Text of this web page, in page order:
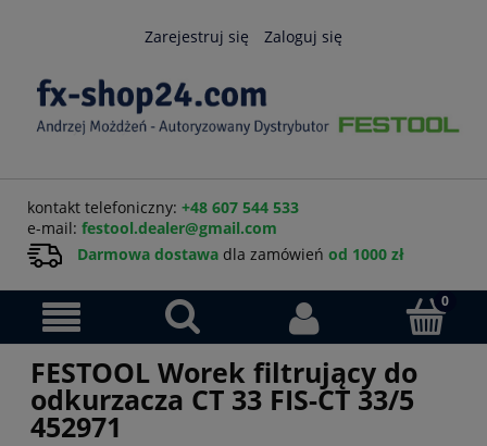
Zarejestruj się Zaloguj się
kontakt telefoniczny: +48 607 544 533
e-mail: festool.dealer@gmail.com
Darmowa dostawa dla zamówień od 1000 zł
FESTOOL Worek filtrujący do
odkurzacza CT 33 FIS-CT 33/5
452971